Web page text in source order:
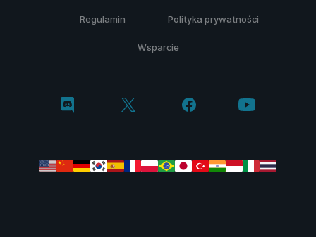
Regulamin Polityka prywatności
Wsparcie